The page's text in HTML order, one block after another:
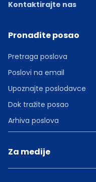
Kontaktirajte nas
Pronađite posao
Pretraga poslova
Poslovi na email
Upoznajte poslodavce
Dok tražite posao
Arhiva poslova
Za medije